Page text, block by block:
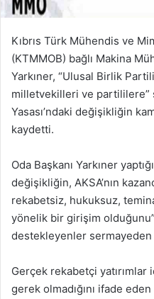
Kıbrıs Türk Mühendis ve
(KTMMOB) bağlı Makina
Yarkıner, “Ulusal Birlik
milletvekilleri ve partililere”
Yasası’ndaki değişikliğin
kaydetti.
Oda Başkanı Yarkıner
değişikliğin, AKSA’nın
rekabetsiz, hukuksuz,
yönelik bir girişim
destekleyenler sermayeden
Gerçek rekabetçi yatırımlar
gerek olmadığını ifade